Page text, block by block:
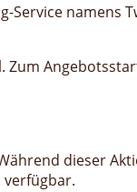
Service namens
dieser